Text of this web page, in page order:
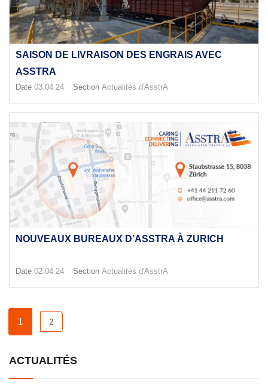
SAISON DE LIVRAISON DES ENGRAIS AVEC
ASSTRA
Date 03.04.24 Section Actualités d'AsstrA
NOUVEAUX BUREAUX D’ASSTRA À ZURICH
Date 02.04.24 Section Actualités d'AsstrA
1 2
ACTUALITÉS